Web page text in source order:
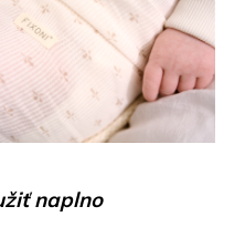
naplno